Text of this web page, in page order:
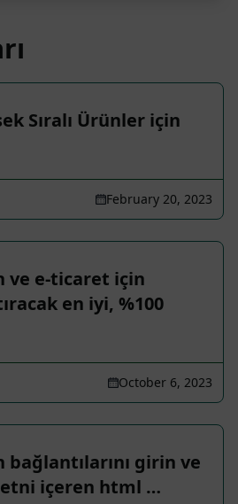
Sıralı Ürünler için
February 20, 2023
ve e-ticaret için
en iyi, %100
October 6, 2023
bağlantılarını girin ve
içeren html …